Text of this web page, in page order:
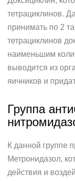
тетрациклинов.
принимать по 2
тетрациклинов
наименьшим
выводится из
яичников и
Группа
К данной группе
Метронидазол,
действия и